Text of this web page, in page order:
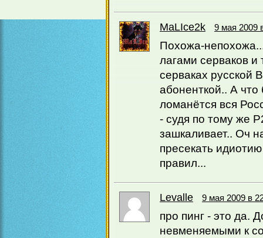
MaLIce2k 9 мая 2009
Похожа-
лагами серваков
серваках русской
абоненткой.. А что
ломанётся вся
- судя по тому же
зашкаливает.. Оч
пресекать
правил...
Levalle 9 мая 2009 в
про пинг - это да.
невменяемыми к